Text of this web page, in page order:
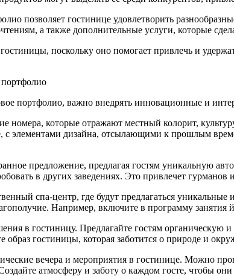
позволяет гостинице удовлетворить
а также дополнительные услуги, которые
поскольку оно помогает привлечь и
портфолио
портфолио, важно внедрять инновационные и
номера, которые отражают местный колорит,
с элементами дизайна, отсылающими к прошлым
предложение, предлагая гостям уникальную
в других заведениях. Это привлечет гурманов
спа-центр, где будут предлагаться
Например, включите в программу
в гостиницу. Предлагайте гостям органическую и
гостиницы, которая заботится о природе и
вечера и мероприятия в гостинице. Можно
атмосферу и заботу о каждом госте, чтобы